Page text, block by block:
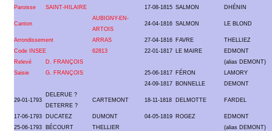
Paroisse
SAINT-HILAIRE 17-08-1815 SALMON DHÉNIN
Canton
AUBIGNY-EN-
ARTOIS
24-04-1816 SALMON LE BLOND
Arrondissement ARRAS 27-04-1816 FAVRE
THELLIEZ
Code INSEE
62813 22-01-1817 LE MAIRE
EDMONT
Relevé
D. FRANÇOIS
(alias DEMONT)
Saisie
G. FRANÇOIS 25-06-1817 FÉRON
LAMORY
24-09-1817 BONNELLE DEMONT
29-01-1793
DELERUE ?
DETERRE ?
CARTEMONT 18-11-1818 DELMOTTE FARDEL
17-06-1793 DUCATEZ DUMONT 04-05-1819 ROGEZ
EDMONT
25-06-1793
BÉCOURT THELLIER (alias DEMONT)